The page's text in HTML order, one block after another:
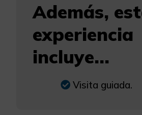
Además,
experiencia
incluye...
Visita guiada.